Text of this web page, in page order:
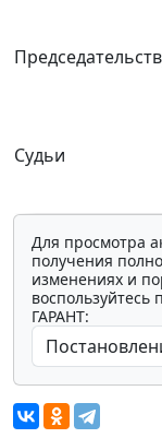
Судьи
Для просмотра
получения
изменениях и
ГАРАНТ: